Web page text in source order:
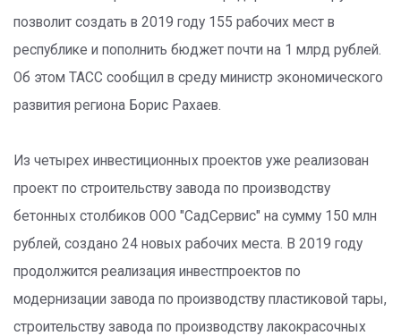
позволит создать в 2019 году 155 рабочих мест в
республике и пополнить бюджет почти на 1 млрд рублей.
Об этом ТАСС сообщил в среду министр экономического
развития региона Борис Рахаев.
Из четырех инвестиционных проектов уже реализован
проект по строительству завода по производству
бетонных столбиков ООО "СадСервис" на сумму 150 млн
рублей, создано 24 новых рабочих места. В 2019 году
продолжится реализация инвестпроектов по
модернизации завода по производству пластиковой тары,
строительству завода по производству лакокрасочных